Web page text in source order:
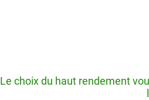
Le choix du haut rendement